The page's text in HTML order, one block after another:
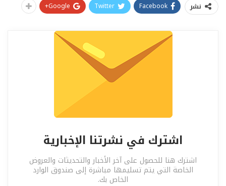
نشر Facebook
Twitter
Google+
اشترك في نشرتنا الإخبارية
اشترك هنا للحصول على آخر الأخبار والتحديثات والعروض
الخاصة التي يتم تسليمها مباشرة إلى صندوق الوارد
الخاص بك.